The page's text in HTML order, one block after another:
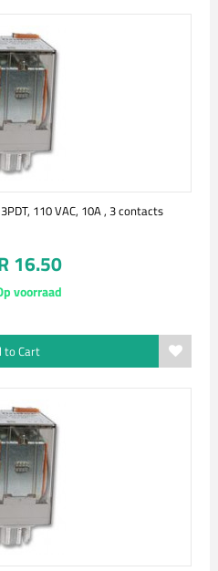
110 VAC, 10A , 3 contacts
16.50
voorraad
to Cart